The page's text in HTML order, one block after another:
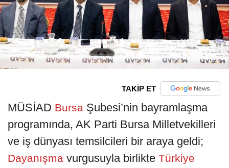
TAKİP ET
MÜSİAD Bursa Şubesi’nin bayramlaşma
programında, AK Parti Bursa Milletvekilleri
ve iş dünyası temsilcileri bir araya geldi;
Dayanışma vurgusuyla birlikte Türkiye